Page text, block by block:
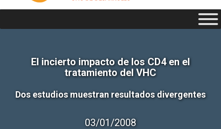
El incierto impacto de los CD4 en el
tratamiento del VHC
Dos estudios muestran resultados divergentes
03/01/2008